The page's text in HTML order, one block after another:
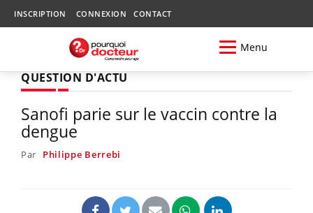
INSCRIPTION CONNEXION CONTACT
Menu
QUESTION D'ACTU
Sanofi parie sur le vaccin contre la
dengue
Par Philippe Berrebi